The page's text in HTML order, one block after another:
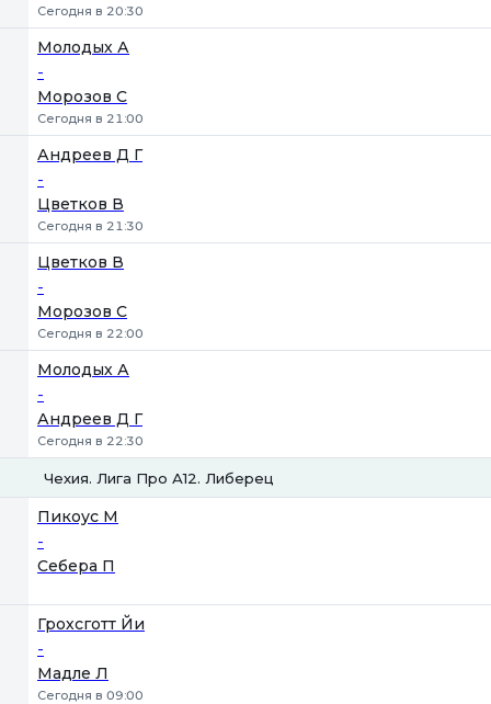
Сегодня в 20:30
Молодых А
-
Морозов С
Сегодня в 21:00
Андреев Д Г
-
Цветков В
Сегодня в 21:30
Цветков В
-
Морозов С
Сегодня в 22:00
Молодых А
-
Андреев Д Г
Сегодня в 22:30
Чехия. Лига Про А12. Либерец
Пикоус М
-
Себера П
Грохсготт Йи
-
Мадле Л
Сегодня в 09:00